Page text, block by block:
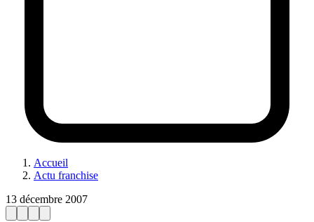
Accueil
Actu franchise
13 décembre 2007